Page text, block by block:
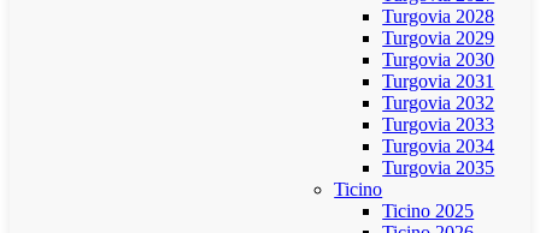
Turgovia 2028
Turgovia 2029
Turgovia 2030
Turgovia 2031
Turgovia 2032
Turgovia 2033
Turgovia 2034
Turgovia 2035
Ticino
Ticino 2025